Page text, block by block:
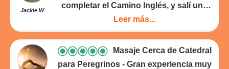
Jackie W
completar el Camino Inglés, y salí una
hora después flotando como una nube -
¡fue el mejor masaje que he tenido en
años! El personal aquí está claramente
bien versado en lo que necesita atención
Leer más...
Masaje Cerca de Catedral
para Peregrinos
Gran experiencia muy